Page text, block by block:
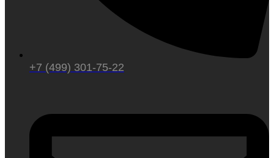
+7 (499) 301-75-22